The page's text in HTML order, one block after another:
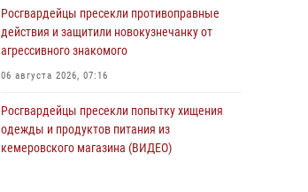
Росгвардейцы пресекли противоправные
действия и защитили новокузнечанку от
агрессивного знакомого
06 августа 2026, 07:16
Росгвардейцы пресекли попытку хищения
одежды и продуктов питания из
кемеровского магазина (ВИДЕО)